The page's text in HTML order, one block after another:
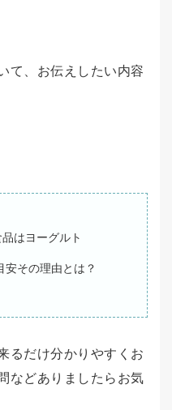
て、お伝えしたい内容
はヨーグルト
安その理由とは？
るだけ分かりやすくお
などありましたらお気